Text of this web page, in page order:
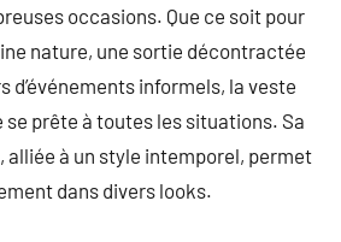
occasions. Que ce soit pour
nature, une sortie décontractée
d’événements informels, la veste
prête à toutes les situations. Sa
à un style intemporel, permet
dans divers looks.